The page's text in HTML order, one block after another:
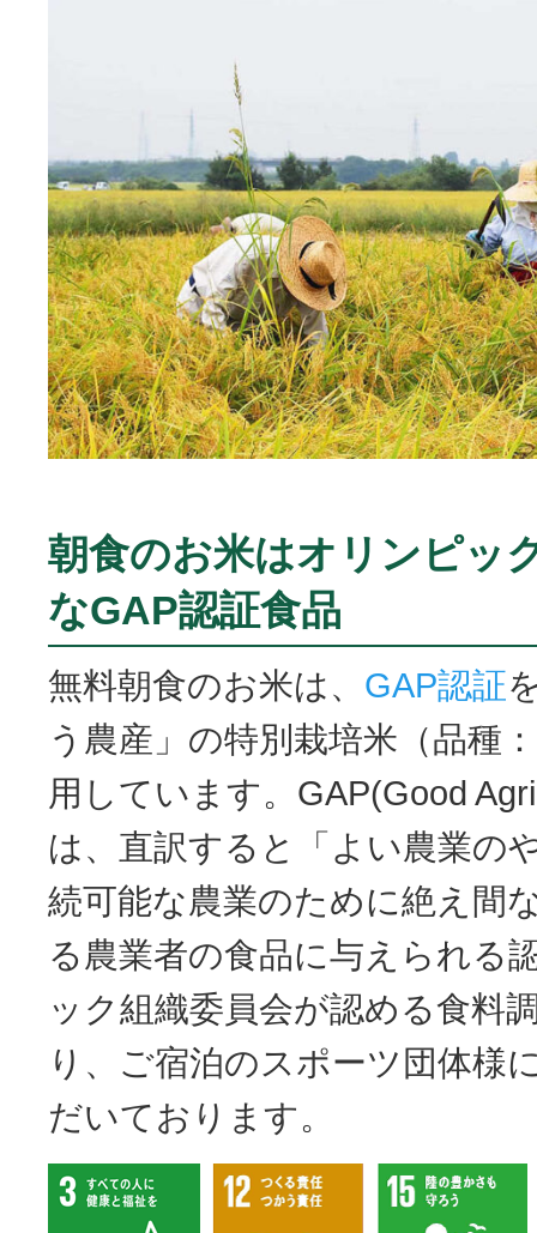
朝食のお米はオリンピッ
なGAP認証食品
無料朝食のお米は、 GAP認証
う農産」の特別栽培米（品種
用しています。GAP(Good
は、直訳すると「よい農業の
続可能な農業のために絶え間
る農業者の食品に与えられる
ック組織委員会が認める食料
り、ご宿泊のスポーツ団体様
だいております。